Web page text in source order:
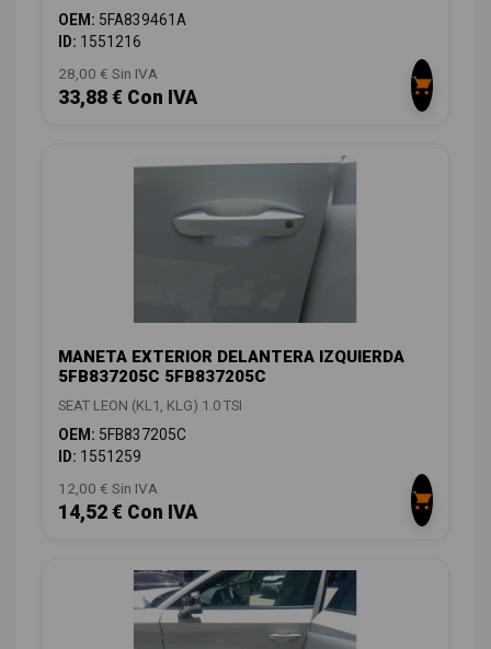
OEM: 5FA839461A
ID: 1551216
28,00 € Sin IVA
33,88 € Con IVA
MANETA EXTERIOR DELANTERA IZQUIERDA
5FB837205C 5FB837205C
SEAT LEON (KL1, KLG) 1.0 TSI
OEM: 5FB837205C
ID: 1551259
12,00 € Sin IVA
14,52 € Con IVA